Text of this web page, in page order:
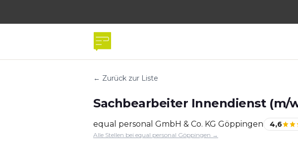
← Zurück zur Liste
Sachbearbeiter Innendienst (m/
equal personal GmbH & Co. KG Göppingen 4,6
Alle Stellen bei equal personal Göppingen →